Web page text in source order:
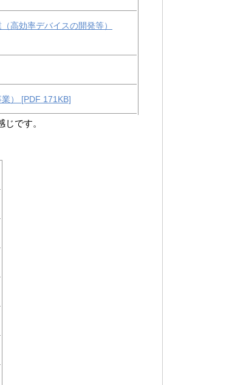
高効率デバイスの開発等）
） [PDF 171KB]
です。